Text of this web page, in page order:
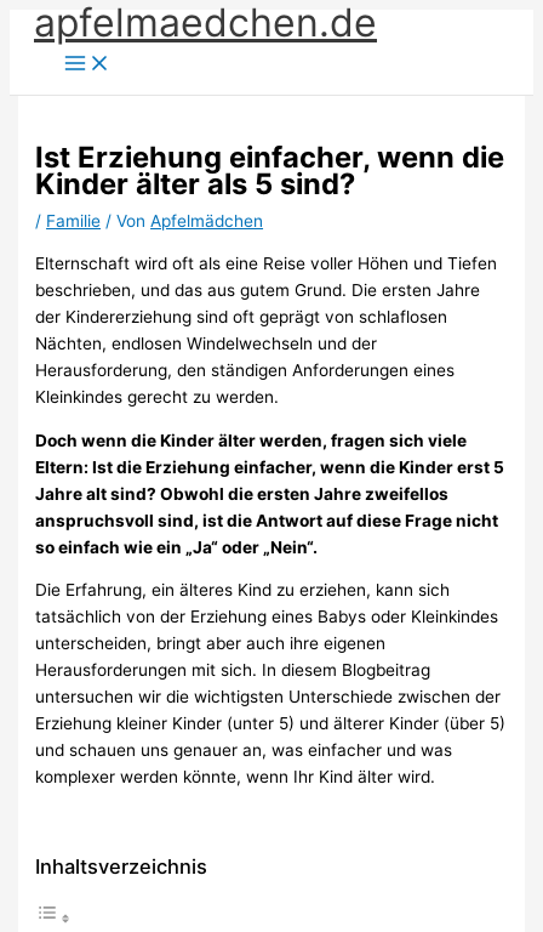
Zum
Inhalt
springen
apfelmaedchen.de
Ist Erziehung einfacher, wenn die
Kinder älter als 5 sind?
/ Familie / VonApfelmädchen
Elternschaft wird oft als eine Reise voller Höhen und Tiefen
beschrieben, und das aus gutem Grund. Die ersten Jahre
der Kindererziehung sind oft geprägt von schlaflosen
Nächten, endlosen Windelwechseln und der
Herausforderung, den ständigen Anforderungen eines
Kleinkindes gerecht zu werden.
Doch wenn die Kinder älter werden, fragen sich viele
Eltern: Ist die Erziehung einfacher, wenn die Kinder erst 5
Jahre alt sind? Obwohl die ersten Jahre zweifellos
anspruchsvoll sind, ist die Antwort auf diese Frage nicht
so einfach wie ein „Ja“ oder „Nein“.
Die Erfahrung, ein älteres Kind zu erziehen, kann sich
tatsächlich von der Erziehung eines Babys oder Kleinkindes
unterscheiden, bringt aber auch ihre eigenen
Herausforderungen mit sich. In diesem Blogbeitrag
untersuchen wir die wichtigsten Unterschiede zwischen der
Erziehung kleiner Kinder (unter 5) und älterer Kinder (über 5)
und schauen uns genauer an, was einfacher und was
komplexer werden könnte, wenn Ihr Kind älter wird.
Inhaltsverzeichnis